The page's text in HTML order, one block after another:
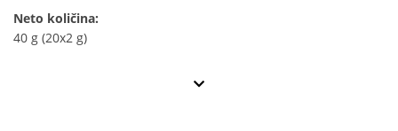
Neto količina:
40 g (20x2 g)